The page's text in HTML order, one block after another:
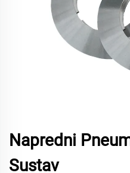
Napredni
Sustav